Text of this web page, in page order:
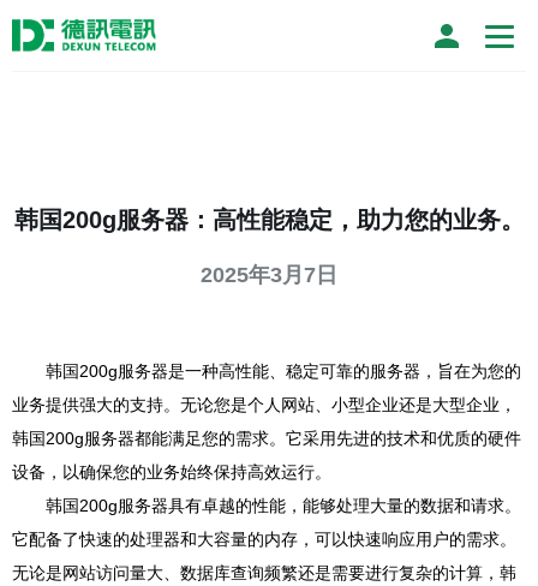
韩国200g服务器：高性能稳定，助力您的业务。
2025年3月7日
韩国200g服务器是一种高性能、稳定可靠的服务器，旨在为您的
业务提供强大的支持。无论您是个人网站、小型企业还是大型企业，
韩国200g服务器都能满足您的需求。它采用先进的技术和优质的硬件
设备，以确保您的业务始终保持高效运行。
韩国200g服务器具有卓越的性能，能够处理大量的数据和请求。
它配备了快速的处理器和大容量的内存，可以快速响应用户的需求。
无论是网站访问量大、数据库查询频繁还是需要进行复杂的计算，韩